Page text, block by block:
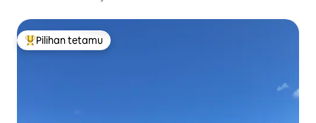
Pilihan utama tetamu
Pilihan tetamu